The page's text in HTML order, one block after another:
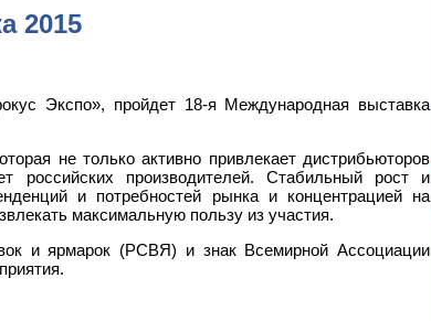
2015
Экспо», пройдет 18-я Международная выставка
не только активно привлекает дистрибьюторов
российских производителей. Стабильный рост и
и потребностей рынка и концентрацией на
максимальную пользу из участия.
и ярмарок (РСВЯ) и знак Всемирной Ассоциации